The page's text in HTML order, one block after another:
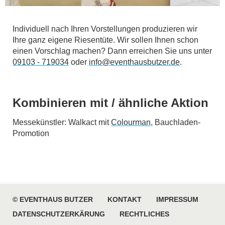
Individuell nach Ihren Vorstellungen produzieren wir
Ihre ganz eigene Riesentüte. Wir sollen Ihnen schon
einen Vorschlag machen? Dann erreichen Sie uns unter
09103 - 719034 oder info@eventhausbutzer.de.
Kombinieren mit / ähnliche Aktion
Messekünstler: Walkact mitColourman, Bauchladen-
Promotion
© EVENTHAUS BUTZER KONTAKT
IMPRESSUM
DATENSCHUTZERKÄRUNG
RECHTLICHES